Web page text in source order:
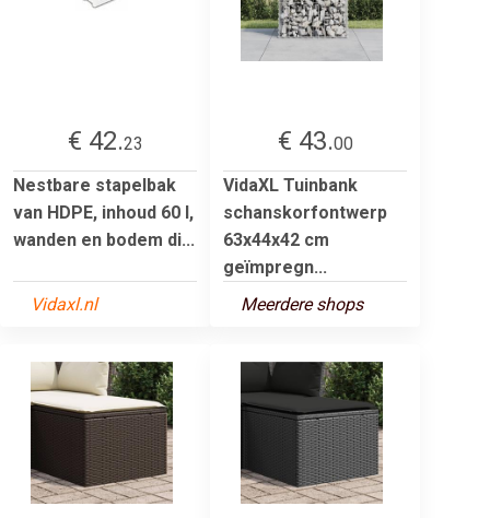
€ 42.23
Nestbare stapelbak
van HDPE, inhoud 60 l,
wanden en bodem di...
Vidaxl.nl
€ 43.00
VidaXL Tuinbank
schanskorfontwerp
63x44x42 cm
geïmpregn...
Meerdere shops